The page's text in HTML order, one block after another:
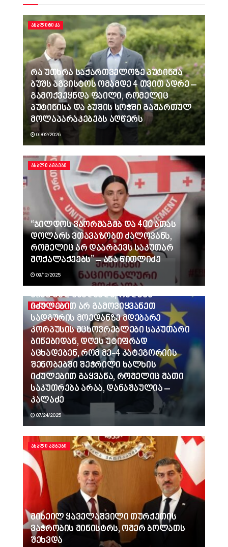
ᲐᲜᲐᲚᲘᲢᲘᲙᲐ
რა უთხრა საქართველოზე პუტინმა
ბუშს აგვისტოს ომამდე 4 თვით ადრე –
გამოქვეყნდა ფაილი, რომელიც
პუტინისა და ბუშის სოჭში გამართულ
მოლაპარაკებებს აღწერს
01/02/2026
ᲐᲮᲐᲚᲘ ᲐᲛᲑᲔᲑᲘ
“ჯილდოს ვაორმაგებ და 400 ათას
დოლარს ვთავაზობთ ძალოვანს,
რომელიც არ დაარბევს საკუთარ
მოქალაქეებს” – ანა წითლიძე
09/12/2025
ᲐᲮᲐᲚᲘ ᲐᲛᲑᲔᲑᲘ
ვინც გვლანძღავდა, რადგან
იძულებით არ გამოვიყვანეთ
სადგურის მოედანზე მდებარე
კორპუსის მცხოვრებლები საკუთარი
ბინებიდან, დღეს უტიფრად
აცხადებენ, რომ მე-4 კატეგორიის
შენობებში შეჭრილი ხალხის
იძულებით გაყვანა, რომელიც მათი
საკუთრება არაა, დანაშაულია –
კალაძე
07/24/2025
ᲐᲮᲐᲚᲘ ᲐᲛᲑᲔᲑᲘ
მიხეილ ყაველაშვილი თურქეთის
ვაჭრობის მინისტრს, ომერ ბოლათს
შეხვდა